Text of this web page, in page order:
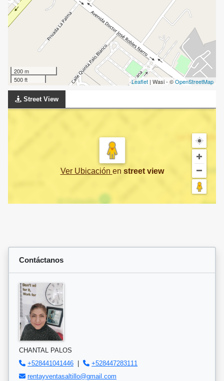
200 m
500 ft
Leaflet | Wasi - ©OpenStreetMap
Street View
Ver Ubicación en street view
Contáctanos
CHANTAL PALOS
+528441041446
+528447283111
rentayventasaltillo@gmail.com